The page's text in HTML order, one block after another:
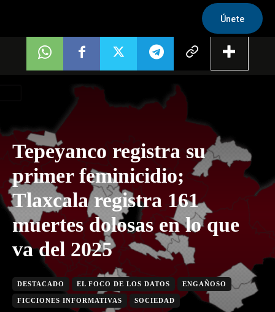
Únete
Tepeyanco registra su
primer feminicidio;
Tlaxcala registra 161
muertes dolosas en lo que
va del 2025
DESTACADO EL FOCO DE LOS DATOS ENGAÑOSO
FICCIONES INFORMATIVAS SOCIEDAD